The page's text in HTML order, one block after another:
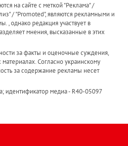
на сайте с меткой "Реклама" /
/ "Promoted", являются рекламными и
, однако редакция участвует в
мнения, высказанные в этих
за факты и оценочные суждения,
Согласно украинскому
за содержание рекламы несет
идентификатор медиа - R40-05097